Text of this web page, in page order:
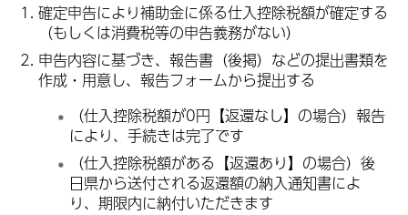
確定申告により補助金に係る仕入控除税額が確定する
（もしくは消費税等の申告義務がない）
申告内容に基づき、報告書（後掲）などの提出書類を
作成・用意し、報告フォームから提出する
（仕入控除税額が0円【返還なし】の場合）報告
により、手続きは完了です
（仕入控除税額がある【返還あり】の場合）後
日県から送付される返還額の納入通知書によ
り、期限内に納付いただきます